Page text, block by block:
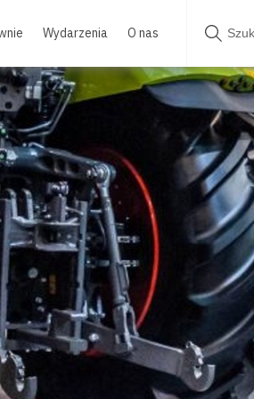
Wydarzenia O nas